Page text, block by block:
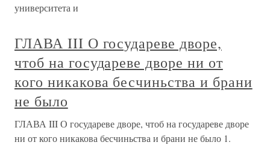
университета и
ГЛАВА III О государеве дворе,
чтоб на государеве дворе ни от
кого никакова бесчиньства и брани
не было
ГЛАВА III О государеве дворе, чтоб на государеве дворе
ни от кого никакова бесчиньства и брани не было 1.